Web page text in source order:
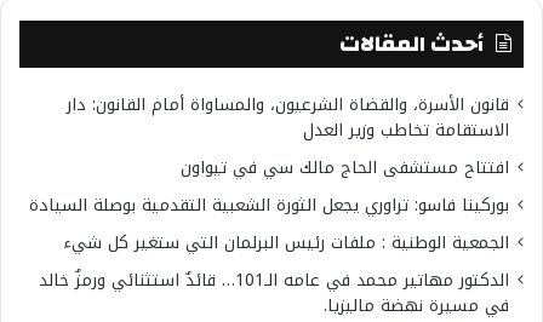
أحدث المقالات
قانون الأسرة، والقضاة الشرعيون، والمساواة أمام القانون: دار
الاستقامة تخاطب وزير العدل
افتتاح مستشفى الحاج مالك سي في تيواون
بوركينا فاسو: تراوري يجعل الثورة الشعبية التقدمية بوصلة السيادة
الجمعية الوطنية : ملفات رئيس البرلمان التي ستغير كل شيء
الدكتور مهاتير محمد في عامه الـ101… قائدٌ استثنائي ورمزٌ خالد
في مسيرة نهضة ماليزيا.